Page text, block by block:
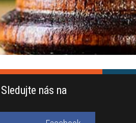
Sledujte nás na